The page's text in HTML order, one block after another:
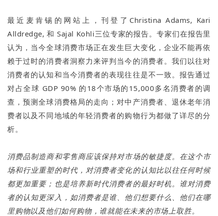
最近麦肯锡的网站上，刊登了Christina Adams, Kari
Alldredge, 和 Sajal Kohli三位专家的报告。专家们在报告里
认为，当今全球消费市场正在发生巨大变化，企业不能再依
赖于过时的消费者洞察力来评判当今的消费者。我们以往对
消费者的认知和当今消费者的表现往往是不一致。报告通过
对占全球 GDP 90% 的18个市场的15,000多名消费者的调
查，预测全球消费格局的走向；对中产消费者、退休老年消
费者以及不同地域的年轻消费者的购物行为都做了详尽的分
析。
消费品制造商和零售商应该保持对市场的敏捷度。在这个市
场和行业重塑的时代，对消费者变化的认知比以往任何时候
都更加重要；也是培养新时代消费者的最好时机。谁对消费
者的认知更深入，如消费者是谁、他们想要什么、他们在哪
里购物以及他们如何购物，谁就能在未来的市场上取胜。